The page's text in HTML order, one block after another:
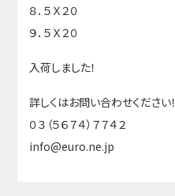
８．５Ｘ２０
９．５Ｘ２０
入荷しました！
詳しくはお問い合わせください！
０３（５６７４）７７４２
info@euro.ne.jp